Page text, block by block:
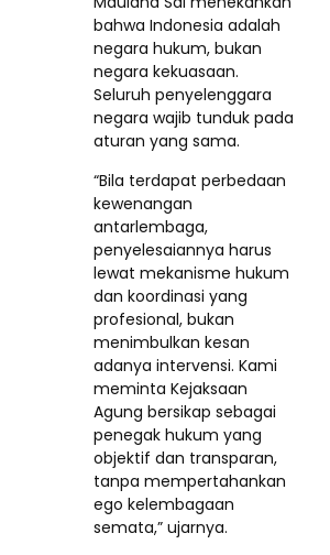
bahwa Indonesia adalah
negara hukum, bukan
negara kekuasaan.
Seluruh penyelenggara
negara wajib tunduk pada
aturan yang sama.
“Bila terdapat perbedaan
kewenangan
antarlembaga,
penyelesaiannya harus
lewat mekanisme hukum
dan koordinasi yang
profesional, bukan
menimbulkan kesan
adanya intervensi. Kami
meminta Kejaksaan
Agung bersikap sebagai
penegak hukum yang
objektif dan transparan,
tanpa mempertahankan
ego kelembagaan
semata,” ujarnya.